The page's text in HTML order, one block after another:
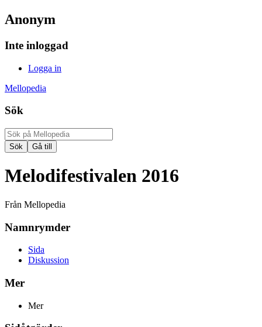
Anonym
Inte inloggad
Logga in
Mellopedia
Sök
Melodifestivalen 2016
Från Mellopedia
Namnrymder
Sida
Diskussion
Mer
Mer